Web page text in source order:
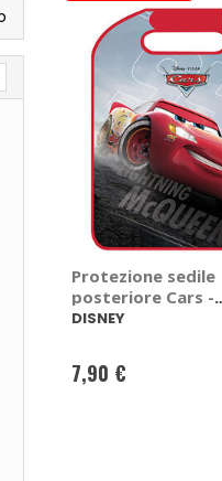
Protezione sedile
posteriore Cars -
DISNEY
DISNEY
7,90 €